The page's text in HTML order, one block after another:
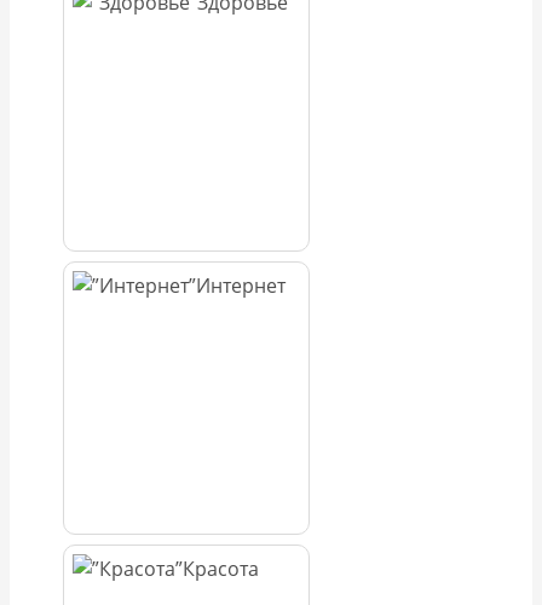
Интернет
Красота